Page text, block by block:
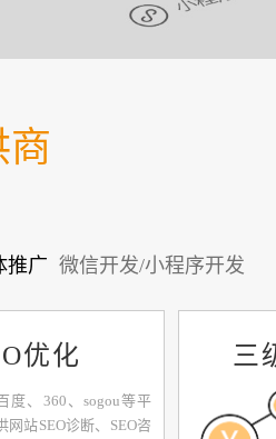
商
推广 微信开发/小程序开发
优化
度、360、sogou等平
网站SEO诊断、SEO咨
三